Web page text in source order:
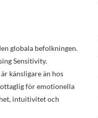
globala befolkningen.
Sensitivity.
känsligare än hos
för emotionella
intuitivitet och